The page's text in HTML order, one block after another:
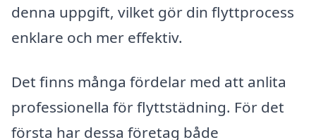
denna uppgift, vilket gör din flyttprocess
enklare och mer effektiv.
Det finns många fördelar med att anlita
professionella för flyttstädning. För det
första har dessa företag både